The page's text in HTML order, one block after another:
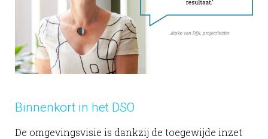
Binnenkort in het DSO
De omgevingsvisie is dankzij de toegewijde inzet